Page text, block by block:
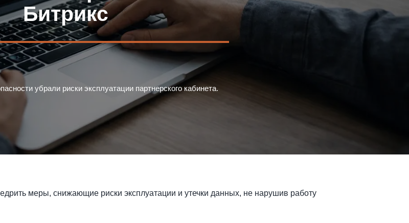
Битрикс
убрали риски эксплуатации партнерского кабинета.
меры, снижающие риски эксплуатации и утечки данных, не нарушив работу